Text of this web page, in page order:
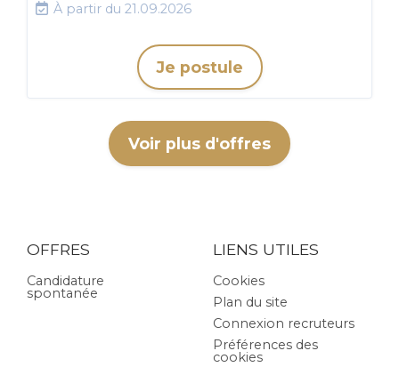
À partir du 21.09.2026
Je postule
Voir plus d'offres
OFFRES
Candidature
spontanée
LIENS UTILES
Cookies
Plan du site
Connexion recruteurs
Préférences des
cookies